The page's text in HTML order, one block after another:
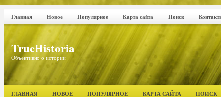
Главная Новое Популярное Карта сайта Поиск
TrueHistoria
Объективно о истории
ГЛАВНАЯ НОВОЕ ПОПУЛЯРНОЕ КАРТА САЙТА ПОИСК